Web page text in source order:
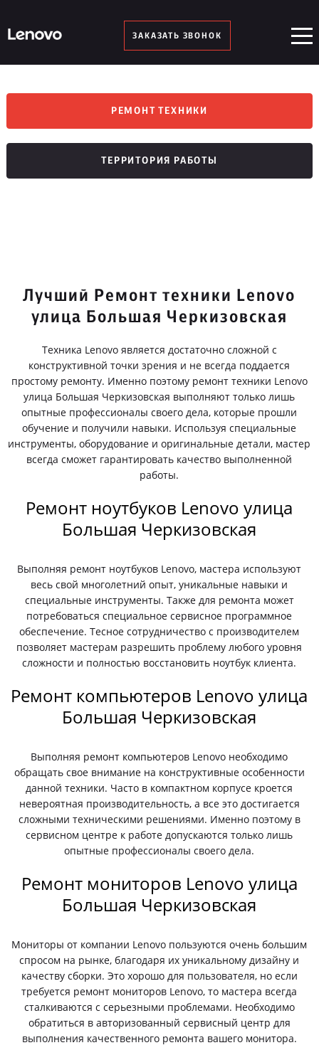
ЗАКАЗАТЬ ЗВОНОК
РЕМОНТ ТЕХНИКИ
ТЕРРИТОРИЯ РАБОТЫ
Лучший Ремонт техники Lenovo
улица Большая Черкизовская
Техника Lenovo является достаточно сложной с
конструктивной точки зрения и не всегда поддается
простому ремонту. Именно поэтому ремонт техники Lenovo
улица Большая Черкизовская выполняют только лишь
опытные профессионалы своего дела, которые прошли
обучение и получили навыки. Используя специальные
инструменты, оборудование и оригинальные детали, мастер
всегда сможет гарантировать качество выполненной
работы.
Ремонт ноутбуков Lenovo улица
Большая Черкизовская
Выполняя ремонт ноутбуков Lenovo, мастера используют
весь свой многолетний опыт, уникальные навыки и
специальные инструменты. Также для ремонта может
потребоваться специальное сервисное программное
обеспечение. Тесное сотрудничество с производителем
позволяет мастерам разрешить проблему любого уровня
сложности и полностью восстановить ноутбук клиента.
Ремонт компьютеров Lenovo улица
Большая Черкизовская
Выполняя ремонт компьютеров Lenovo необходимо
обращать свое внимание на конструктивные особенности
данной техники. Часто в компактном корпусе кроется
невероятная производительность, а все это достигается
сложными техническими решениями. Именно поэтому в
сервисном центре к работе допускаются только лишь
опытные профессионалы своего дела.
Ремонт мониторов Lenovo улица
Большая Черкизовская
Мониторы от компании Lenovo пользуются очень большим
спросом на рынке, благодаря их уникальному дизайну и
качеству сборки. Это хорошо для пользователя, но если
требуется ремонт мониторов Lenovo, то мастера всегда
сталкиваются с серьезными проблемами. Необходимо
обратиться в авторизованный сервисный центр для
выполнения качественного ремонта вашего монитора.